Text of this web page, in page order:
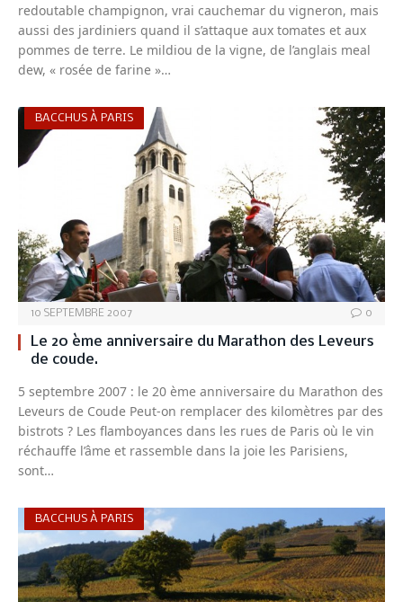
redoutable champignon, vrai cauchemar du vigneron, mais
aussi des jardiniers quand il s’attaque aux tomates et aux
pommes de terre. Le mildiou de la vigne, de l’anglais meal
dew, « rosée de farine »…
BACCHUS À PARIS
10 SEPTEMBRE 2007 0
Le 20 ème anniversaire du Marathon des Leveurs
de coude.
5 septembre 2007 : le 20 ème anniversaire du Marathon des
Leveurs de Coude Peut-on remplacer des kilomètres par des
bistrots ? Les flamboyances dans les rues de Paris où le vin
réchauffe l’âme et rassemble dans la joie les Parisiens,
sont…
BACCHUS À PARIS